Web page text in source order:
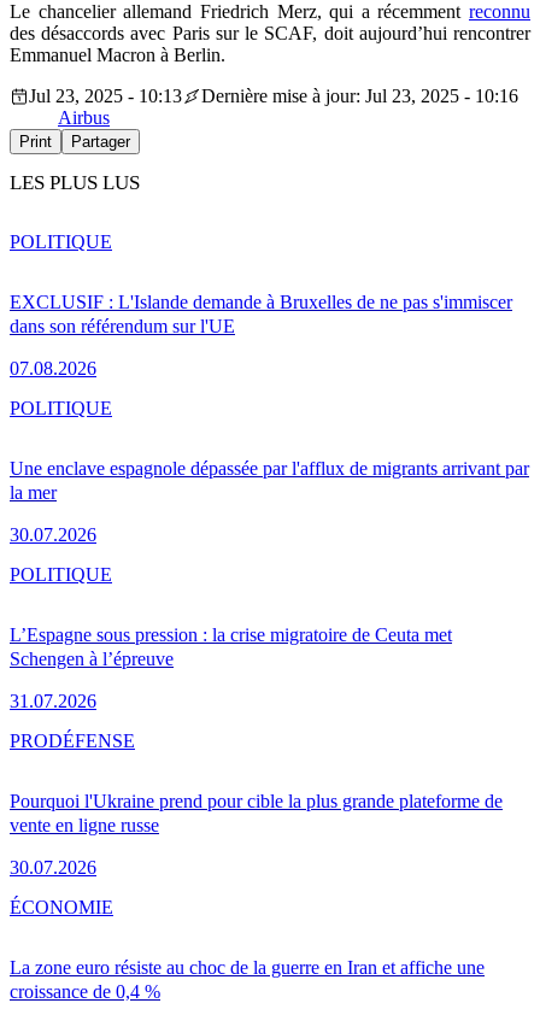
Le chancelier allemand Friedrich Merz, qui a récemment reconnu
des désaccords avec Paris sur le SCAF, doit aujourd’hui rencontrer
Emmanuel Macron à Berlin.
Jul 23, 2025 - 10:13
Dernière mise à jour: Jul 23, 2025 - 10:16
Airbus
Print Partager
LES PLUS LUS
EXCLUSIF : L'Islande demande à Bruxelles de ne pas s'immiscer
dans son référendum sur l'UE
07.08.2026
POLITIQUE
Une enclave espagnole dépassée par l'afflux de migrants arrivant par
la mer
30.07.2026
POLITIQUE
L’Espagne sous pression : la crise migratoire de Ceuta met
Schengen à l’épreuve
31.07.2026
POLITIQUE
Pourquoi l'Ukraine prend pour cible la plus grande plateforme de
vente en ligne russe
30.07.2026
PRODÉFENSE
La zone euro résiste au choc de la guerre en Iran et affiche une
croissance de 0,4 %
ÉCONOMIE